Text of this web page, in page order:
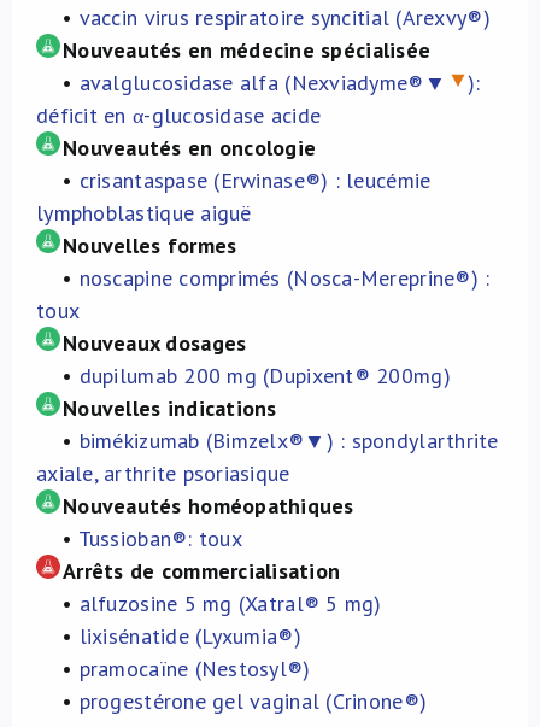
À propos de nous
• vaccin virus respiratoire syncitial (Arexvy®)
Nouveautés en médecine spécialisée
• avalglucosidase alfa (Nexviadyme®▼
):
déficit en α-glucosidase acide
Nouveautés en oncologie
• crisantaspase (Erwinase®) : leucémie
lymphoblastique aiguë
Nouvelles formes
• noscapine comprimés (Nosca-Mereprine®) :
toux
Nouveaux dosages
• dupilumab 200 mg (Dupixent® 200mg)
Nouvelles indications
• bimékizumab (Bimzelx®▼) : spondylarthrite
axiale, arthrite psoriasique
Nouveautés homéopathiques
• Tussioban®: toux
Arrêts de commercialisation
• alfuzosine 5 mg (Xatral® 5 mg)
• lixisénatide (Lyxumia®)
• pramocaïne (Nestosyl®)
• progestérone gel vaginal (Crinone®)